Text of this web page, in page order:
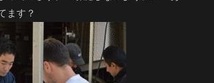
ます？